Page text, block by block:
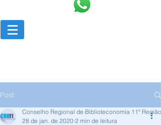
Post
Conselho Regional de Biblioteconomia 11ª Região
28 de jan. de 2020 2 min de leitura